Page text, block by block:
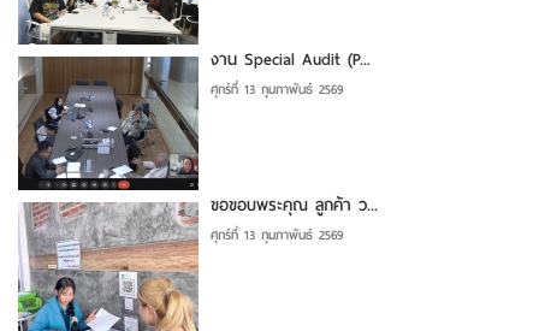
งาน Special Audit (P...
ศุกร์ที่ 13 กุมภาพันธ์ 2569
ขอขอบพระคุณ ลูกค้า ว...
ศุกร์ที่ 13 กุมภาพันธ์ 2569